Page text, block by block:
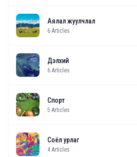
Аялал жуулчлал
6 Articles
Дэлхий
6 Articles
Спорт
5 Articles
Соёл урлаг
4 Articles